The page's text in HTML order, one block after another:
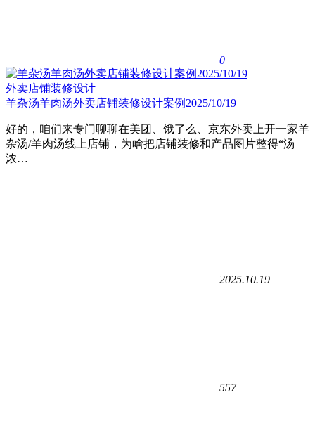
0
外卖店铺装修设计
羊杂汤羊肉汤外卖店铺装修设计案例2025/10/19
好的，咱们来专门聊聊在美团、饿了么、京东外卖上开一家羊
杂汤/羊肉汤线上店铺，为啥把店铺装修和产品图片整得“汤
浓…
2025.10.19
557